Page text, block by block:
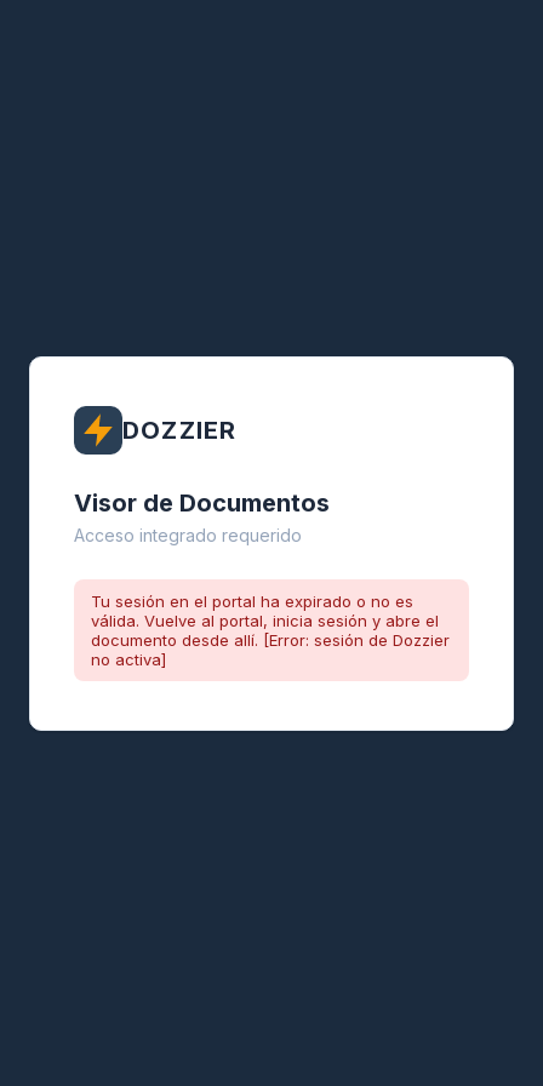
DOZZIER
Visor de Documentos
Acceso integrado requerido
Tu sesión en el portal ha expirado o no es
válida. Vuelve al portal, inicia sesión y abre el
documento desde allí. [Error: sesión de Dozzier
no activa]